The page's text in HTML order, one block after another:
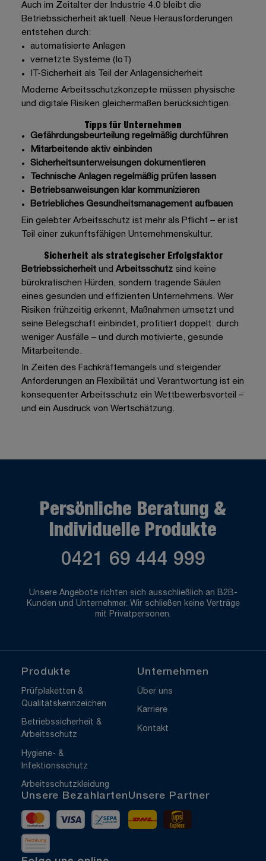
Auch im Zeitalter der Industrie 4.0 bleibt die
Betriebssicherheit aktuell. Neue Herausforderungen
entstehen durch:
automatisierte Anlagen
vernetzte Systeme (IoT)
IT-Sicherheit als Teil der Anlagensicherheit
Moderne Arbeitsschutzkonzepte müssen physische
und digitale Risiken gleichermaßen berücksichtigen.
Tipps für Unternehmen
Gefährdungsbeurteilung regelmäßig durchführen
Mitarbeitende aktiv einbinden
Sicherheitsunterweisungen dokumentieren
Technische Anlagen regelmäßig prüfen lassen
Betriebsanweisungen klar kommunizieren
Betriebliches Gesundheitsmanagement aufbauen
Ein gelebter Arbeitsschutz ist mehr als Pflicht – er ist
Teil einer zukunftsfähigen Unternehmenskultur.
Sicherheit als strategischer Erfolgsfaktor
Betriebssicherheit und Arbeitsschutz sind keine
bürokratischen Hürden, sondern tragende Säulen
eines gesunden und effizienten Unternehmens. Wer
Risiken frühzeitig erkennt, Maßnahmen umsetzt und
seine Belegschaft einbindet, profitiert doppelt: durch
weniger Ausfälle – und durch motivierte, gesunde
Mitarbeitende.
In Zeiten des Fachkräftemangels und steigender
Anforderungen an Flexibilität und Verantwortung ist ein
konsequenter Arbeitsschutz ein Wettbewerbsvorteil –
und ein Ausdruck von Wertschätzung.
Persönliche Beratung &
Individuelle Produkte
0421 69 444 999
Unsere Angebote richten sich ausschließlich an B2B-
Kunden und Unternehmer. Wir schließen keine Verträge
mit Privatpersonen.
Produkte
Prüfplaketten &
Qualitätskennzeichen
Betriebssicherheit &
Arbeitsschutz
Hygiene- &
Infektionsschutz
Arbeitsschutzkleidung
Unternehmen
Über uns
Karriere
Kontakt
Unsere Bezahlarten
MastercardVisa Vorkasse
Rechnung
Unsere Partner
DHL